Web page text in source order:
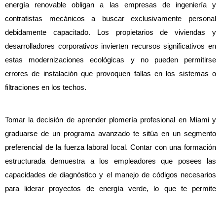
energía renovable obligan a las empresas de ingeniería y
contratistas mecánicos a buscar exclusivamente personal
debidamente capacitado. Los propietarios de viviendas y
desarrolladores corporativos invierten recursos significativos en
estas modernizaciones ecológicas y no pueden permitirse
errores de instalación que provoquen fallas en los sistemas o
filtraciones en los techos.
Tomar la decisión de aprender plomería profesional en Miami y
graduarse de un programa avanzado te sitúa en un segmento
preferencial de la fuerza laboral local. Contar con una formación
estructurada demuestra a los empleadores que posees las
capacidades de diagnóstico y el manejo de códigos necesarios
para liderar proyectos de energía verde, lo que te permite